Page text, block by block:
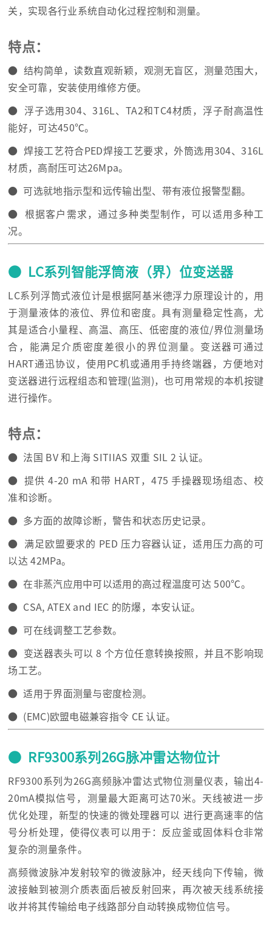
关，实现各行业系统自动化过程控制和测量。
特点：
● 结构简单，读数直观新颖，观测无盲区，测量范围大，
安全可靠，安装使用维修方便。
● 浮子选用304、316L、TA2和TC4材质，浮子耐高温性
能好，可达450℃。
● 焊接工艺符合PED焊接工艺要求，外筒选用304、316L
材质，高耐压可达26Mpa。
● 可选就地指示型和远传输出型、带有液位报警型翻。
● 根据客户需求，通过多种类型制作，可以适用多种工
况。
● LC系列智能浮筒液（界）位变送器
LC系列浮筒式液位计是根据阿基米德浮力原理设计的，用
于测量液体的液位、界位和密度。具有测量稳定性高，尤
其是适合小量程、高温、高压、低密度的液位/界位测量场
合，能满足介质密度差很小的界位测量。变送器可通过
HART通迅协议，使用PC机或通用手持终端器，方便地对
变送器进行远程组态和管理(监测)，也可用常规的本机按键
进行操作。
特点：
● 法国 BV 和上海 SITIIAS 双重 SIL 2 认证。
● 提供 4-20 mA 和带 HART，475 手操器现场组态、校
准和诊断。
● 多方面的故障诊断，警告和状态历史记录。
● 满足欧盟要求的 PED 压力容器认证，适用压力高的可
以达 42MPa。
● 在非蒸汽应用中可以适用的高过程温度可达 500℃。
● CSA, ATEX and IEC 的防爆，本安认证。
● 可在线调整工艺参数。
● 变送器表头可以 8 个方位任意转换按照，并且不影响现
场工艺。
● 适用于界面测量与密度检测。
● (EMC)欧盟电磁兼容指令 CE 认证。
● RF9300系列26G脉冲雷达物位计
RF9300系列为26G高频脉冲雷达式物位测量仪表，输出4-
20mA模拟信号，测量最大距离可达70米。天线被进一步
优化处理，新型的快速的微处理器可以 进行更高速率的信
号分析处理，使得仪表可以用于：反应釜或固体料仓非常
复杂的测量条件。
高频微波脉冲发射较窄的微波脉冲，经天线向下传输，微
波接触到被测介质表面后被反射回来，再次被天线系统接
收并将其传输给电子线路部分自动转换成物位信号。